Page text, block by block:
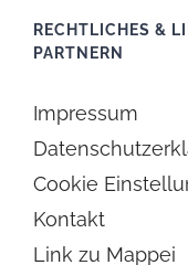
RECHTLICHES &
PARTNERN
Impressum
Cookie
Kontakt
Link zu Mappei